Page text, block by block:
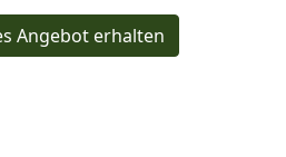
Angebot erhalten